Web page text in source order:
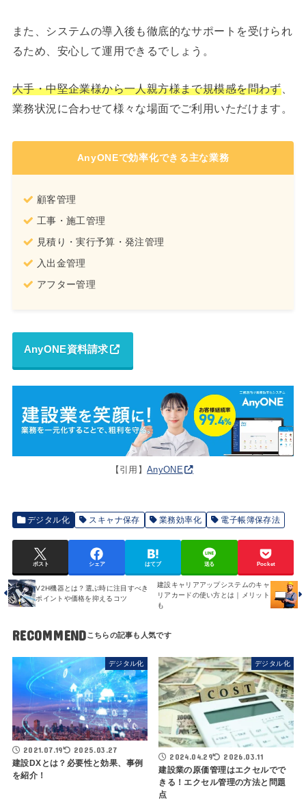
また、システムの導入後も徹底的なサポートを受けられ
るため、安心して運用できるでしょう。
大手・中堅企業様から一人親方様まで規模感を問わず、
業務状況に合わせて様々な場面でご利用いただけます。
AnyONEで効率化できる主な業務
顧客管理
工事・施工管理
見積り・実行予算・発注管理
入出金管理
アフター管理
AnyONE資料請求
【引用】AnyONE
デジタル化 スキャナ保存 業務効率化 電子帳簿保存法
ポスト シェア はてブ 送る Pocket
V2H機器とは？選ぶ時に注目すべき
ポイントや価格を抑えるコツ
建設キャリアアップシステムのキャ
リアカードの使い方とは｜メリット
も
RECOMMEND
デジタル化
2021.07.19 2025.03.27
建設DXとは？必要性と効果、事例
を紹介！
デジタル化
2024.04.29 2026.03.11
建設業の原価管理はエクセルでで
きる！エクセル管理の方法と問題
点